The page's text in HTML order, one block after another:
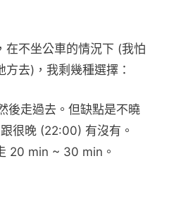
在不坐公車的情況下 (我怕
去)，我剩幾種選擇：
後走過去。但缺點是不曉
很晚 (22:00) 有沒有。
20 min ~ 30 min。